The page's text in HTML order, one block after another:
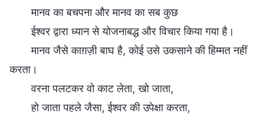
मानव का बचपना और मानव का सब कुछ
ईश्वर द्वारा ध्यान से योजनाबद्ध और विचार किया गया है।
मानव जैसे काग़ज़ी बाघ है, कोई उसे उकसाने की हिम्मत नहीं
करता।
वरना पलटकर वो काट लेता, खो जाता,
हो जाता पहले जैसा, ईश्वर की उपेक्षा करता,